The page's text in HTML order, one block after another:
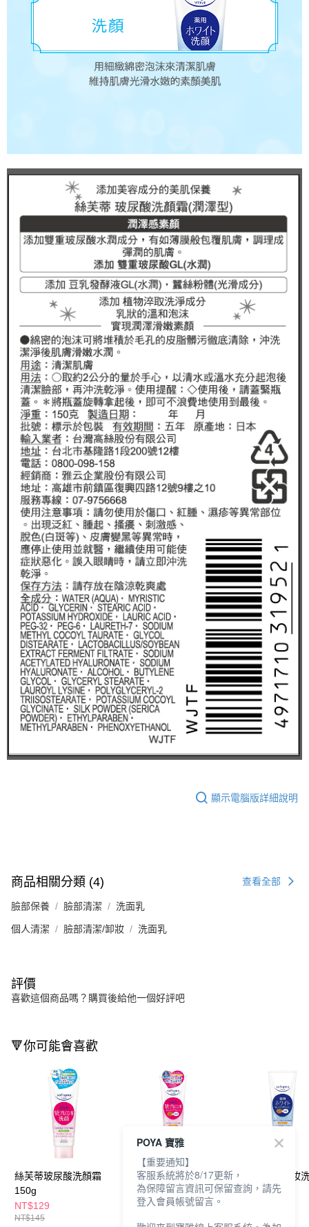
顯示電腦版詳細說明
商品相關分類 (4) 查看全部
臉部保養 臉部清潔 洗面乳
個人清潔 臉部清潔/卸妝 洗面乳
評價
喜歡這個商品嗎？購買後給他一個好評吧
🔻你可能會喜歡
絲芙蒂玻尿酸洗顏霜
150g
NT$129
NT$145
絲芙蒂玻尿酸特淨卸粧
洗顏霜190g
NT$155
絲芙蒂嫩白卸妝
190g
POYA 寶雅
【重要通知】
客服系統將於8/17更新，
為保障留言資訊可保留查詢，請先
登入會員帳號留言。